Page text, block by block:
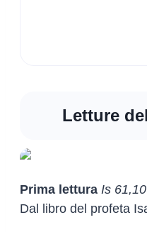
Letture
Prima lettura Is
Dal libro del profeta